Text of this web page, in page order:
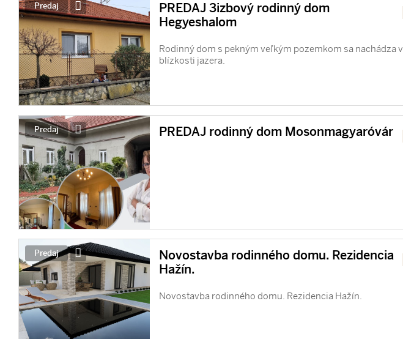
Predaj
PREDAJ 3izbový rodinný dom
Hegyeshalom
Rodinný dom s pekným veľkým pozemkom sa nachádza v
blízkosti jazera.
Predaj PREDAJ rodinný dom Mosonmagyaróvár
Predaj
Novostavba rodinného domu. Rezidencia
Hažín.
Novostavba rodinného domu. Rezidencia Hažín.